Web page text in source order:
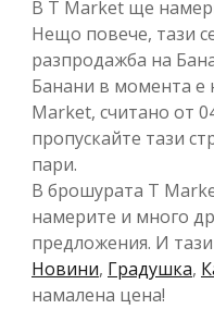
В T Market ще
Нещо повече, тази
разпродажба на
Банани в момента е
Market, считано от
пропускайте тази
пари.
В брошурата T
намерите и много
предложения. И
Новини, Градушка,
намалена цена!